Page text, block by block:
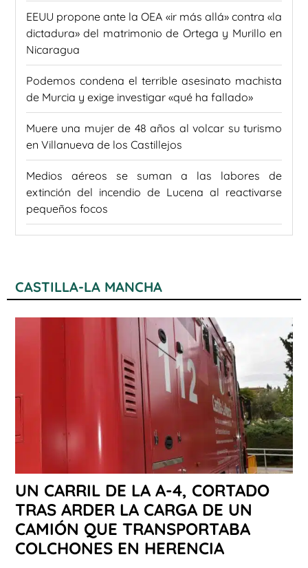
EEUU propone ante la OEA «ir más allá» contra «la
dictadura» del matrimonio de Ortega y Murillo en
Nicaragua
Podemos condena el terrible asesinato machista
de Murcia y exige investigar «qué ha fallado»
Muere una mujer de 48 años al volcar su turismo
en Villanueva de los Castillejos
Medios aéreos se suman a las labores de
extinción del incendio de Lucena al reactivarse
pequeños focos
CASTILLA-LA MANCHA
UN CARRIL DE LA A-4, CORTADO
TRAS ARDER LA CARGA DE UN
CAMIÓN QUE TRANSPORTABA
COLCHONES EN HERENCIA